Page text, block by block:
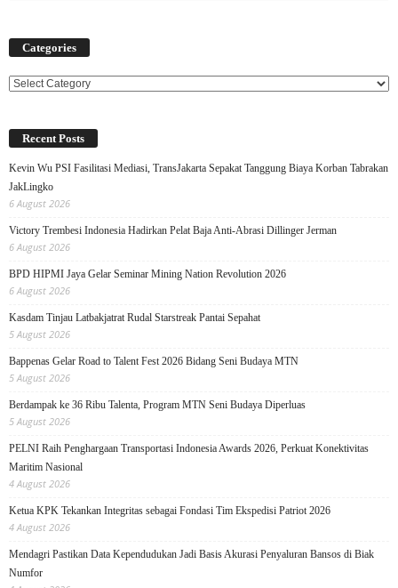
Categories
Categories
Recent Posts
Kevin Wu PSI Fasilitasi Mediasi, TransJakarta Sepakat Tanggung Biaya Korban Tabrakan
JakLingko
6 August 2026
Victory Trembesi Indonesia Hadirkan Pelat Baja Anti-Abrasi Dillinger Jerman
6 August 2026
BPD HIPMI Jaya Gelar Seminar Mining Nation Revolution 2026
6 August 2026
Kasdam Tinjau Latbakjatrat Rudal Starstreak Pantai Sepahat
5 August 2026
Bappenas Gelar Road to Talent Fest 2026 Bidang Seni Budaya MTN
5 August 2026
Berdampak ke 36 Ribu Talenta, Program MTN Seni Budaya Diperluas
5 August 2026
PELNI Raih Penghargaan Transportasi Indonesia Awards 2026, Perkuat Konektivitas
Maritim Nasional
4 August 2026
Ketua KPK Tekankan Integritas sebagai Fondasi Tim Ekspedisi Patriot 2026
4 August 2026
Mendagri Pastikan Data Kependudukan Jadi Basis Akurasi Penyaluran Bansos di Biak
Numfor